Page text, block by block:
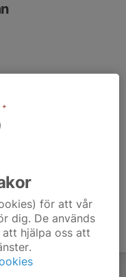
för att vår
dig. De används
hjälpa oss att